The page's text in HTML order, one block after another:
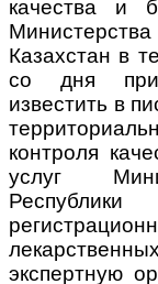
качества и
Казахстан в
со дня
известить в
контроля
услуг
экспертную